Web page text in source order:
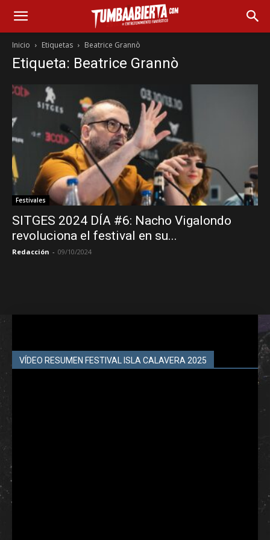
Inicio Etiquetas Beatrice Grannò
Etiqueta: Beatrice Grannò
Festivales
SITGES 2024 DÍA #6: Nacho Vigalondo
revoluciona el festival en su...
Redacción - 09/10/2024
VÍDEO RESUMEN FESTIVAL ISLA CALAVERA 2025